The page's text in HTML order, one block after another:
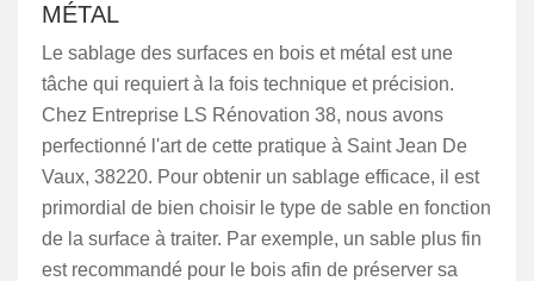
MÉTAL
Le sablage des surfaces en bois et métal est une
tâche qui requiert à la fois technique et précision.
Chez Entreprise LS Rénovation 38, nous avons
perfectionné l'art de cette pratique à Saint Jean De
Vaux, 38220. Pour obtenir un sablage efficace, il est
primordial de bien choisir le type de sable en fonction
de la surface à traiter. Par exemple, un sable plus fin
est recommandé pour le bois afin de préserver sa